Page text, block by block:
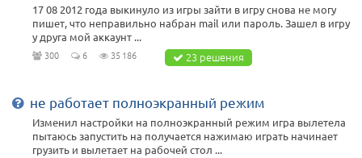
17 08 2012 года выкинуло из игры зайти в игру снова не могу
пишет, что неправильно набран mail или пароль. Зашел в игру
у друга мой аккаунт ...
300 6 35 186 23 решения
не работает полноэкранный режим
Изменил настройки на полноэкранный режим игра вылетела
пытаюсь запустить на получается нажимаю играть начинает
грузить и вылетает на рабочей стол ...